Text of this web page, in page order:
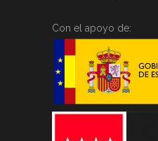
Con el apoyo de: